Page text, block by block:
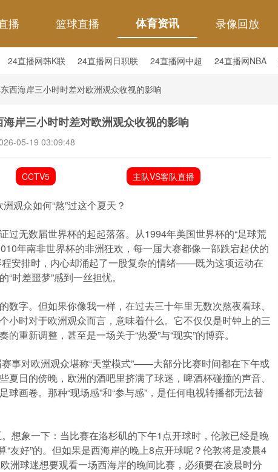
播 篮球直播 体育资讯 录像回放
24直播网韩K联 24直播网日职联 24直播网中超 24直播网NBA
24直播网中超 24直播网NBA 24直播网世界杯
西海岸三小时时差对欧洲观众收视的影响
岸三小时时差对欧洲观众收视的影响
05-19 03:09:48
CCTV5 主队VS客队直播
观众如何“熬”过这个夏天？
过无数届世界杯的起起落落。从1994年美国世界杯的“足球荒
年南非世界杯的非洲狂欢，每一届大赛都像一部跌宕起伏的
安排时，内心却涌起了一股复杂的情绪——既为这项运动在
时差噩梦”感到一丝担忧。
字。但如果你像我一样，在过去三十年里无数次熬夜看球、
小时对于欧洲观众而言，意味着什么。它不仅仅是时钟上的三
重新调整，甚至是一场关于“热爱”与“现实”的博弈。
事对欧洲观众堪称“天堂模式”——大部分比赛时间都在下午或
日的傍晚，欧洲的酒吧里挤满了球迷，啤酒杯碰撞的声音、
画卷。那种“现场感”和“参与感”，是任何电视转播都无法替
想象一下：当比赛在洛杉矶的下午1点开球时，伦敦已经是晚
友好”的。但如果是西海岸的晚上8点开球呢？伦敦将是凌晨4
洲球迷想要观看一场西海岸的晚间比赛，必须要在凌晨时分